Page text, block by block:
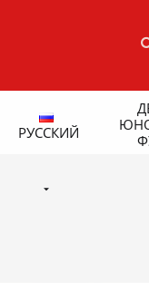
РУССКИЙ